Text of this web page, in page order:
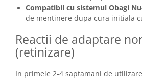
Compatibil cu sistemul Obagi
de mentinere dupa cura initiala
Reactii de adaptare
(retinizare)
In primele 2-4 saptamani de